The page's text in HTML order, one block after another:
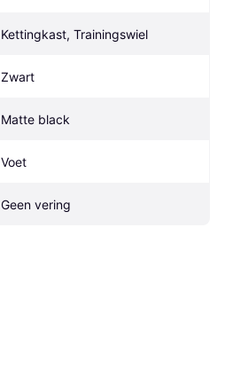
Kettingkast, Trainingswiel
Zwart
Matte black
Voet
Geen vering